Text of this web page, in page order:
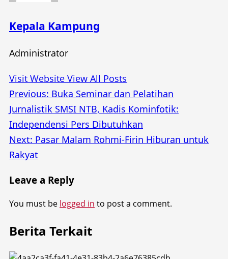
Kepala Kampung
Administrator
Visit Website View All Posts
Post
navigation
Previous: Buka Seminar dan Pelatihan
Jurnalistik SMSI NTB, Kadis Kominfotik:
Independensi Pers Dibutuhkan
Next: Pasar Malam Rohmi-Firin Hiburan untuk
Rakyat
Leave a Reply
You must be logged in to post a comment.
Berita Terkait